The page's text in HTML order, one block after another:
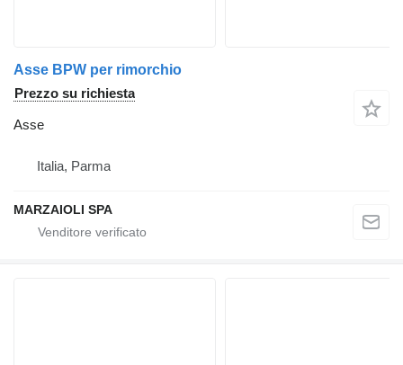
Asse BPW per rimorchio
Prezzo su richiesta
Asse
Italia, Parma
MARZAIOLI SPA